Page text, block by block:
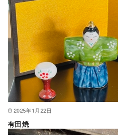
2025年1月22日
有田焼